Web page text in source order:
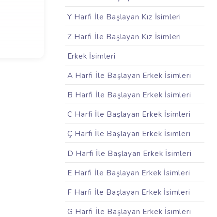
Y Harfi İle Başlayan Kız İsimleri
Z Harfi İle Başlayan Kız İsimleri
Erkek İsimleri
A Harfi İle Başlayan Erkek İsimleri
B Harfi İle Başlayan Erkek İsimleri
C Harfi İle Başlayan Erkek İsimleri
Ç Harfi İle Başlayan Erkek İsimleri
D Harfi İle Başlayan Erkek İsimleri
E Harfi İle Başlayan Erkek İsimleri
F Harfi İle Başlayan Erkek İsimleri
G Harfi İle Başlayan Erkek İsimleri